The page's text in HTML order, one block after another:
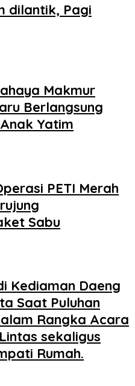
dilantik, Pagi
Makmur
Berlangsung
Yatim
PETI Merah
Sabu
Kediaman Daeng
Saat Puluhan
Rangka Acara
sekaligus
Rumah.